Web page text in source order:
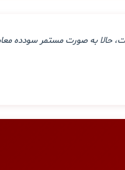
حالا به صورت مستمر سودده